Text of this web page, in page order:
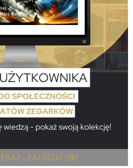
- ZALOGUJ SIĘ!